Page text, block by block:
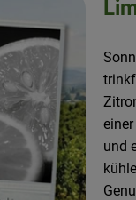
und